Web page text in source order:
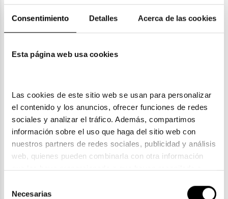
Consentimiento Detalles Acerca de las cookies
Esta página web usa cookies
Las cookies de este sitio web se usan para personalizar
el contenido y los anuncios, ofrecer funciones de redes
sociales y analizar el tráfico. Además, compartimos
información sobre el uso que haga del sitio web con
nuestros partners de redes sociales, publicidad y análisis
web, quienes pueden combinarla con otra información
que les haya proporcionado o que hayan recopilado a
la política de privacidad en el siguiente
. Consulta
Necesarias
También te puede gustar
TOUS STO C24